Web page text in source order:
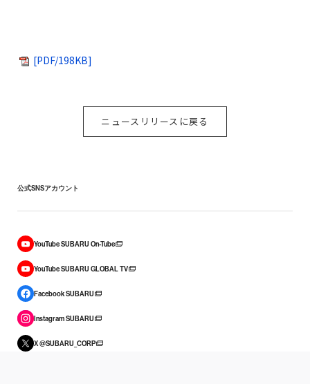
[PDF/198KB]
ニュースリリースに戻る
公式SNSアカウント
YouTube SUBARU On-Tube
YouTube SUBARU GLOBAL TV
Facebook SUBARU
Instagram SUBARU
X @SUBARU_CORP